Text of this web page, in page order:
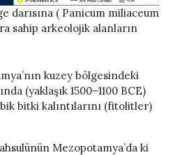
darısına ( Panicum miliaceum
sahip arkeolojik alanların
kuzey bölgesindeki
(yaklaşık 1500–1100 BCE)
bitki kalıntılarını (fitolitler)
Mezopotamya’da ki